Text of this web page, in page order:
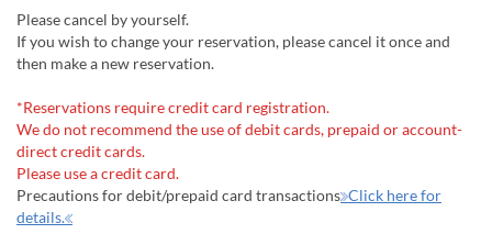
Please cancel by yourself.
If you wish to change your reservation, please cancel it once and
then make a new reservation.
*Reservations require credit card registration.
We do not recommend the use of debit cards, prepaid or account-
direct credit cards.
Please use a credit card.
Precautions for debit/prepaid card transactions≫Click here for
details.≪